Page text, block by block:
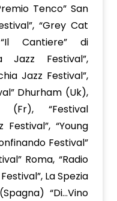
Tenco” San
“Grey Cat
Cantiere” di
Jazz Festival”,
Jazz Festival”,
Dhurham (Uk),
(Fr), “Festival
Festival”, “Young
Festival”
Roma, “Radio
La Spezia
“Di…Vino